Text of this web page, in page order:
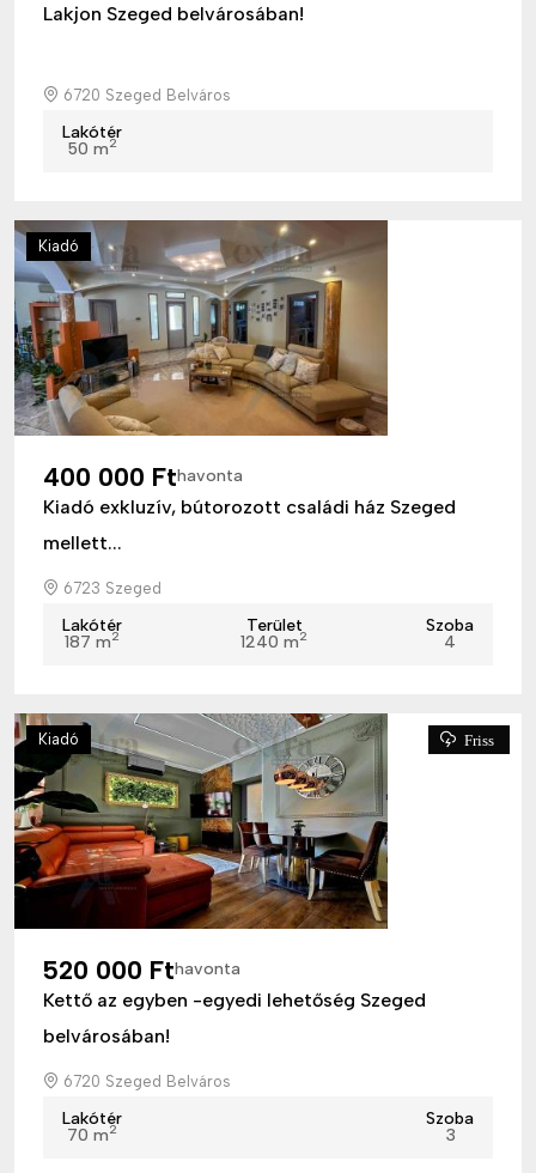
Lakjon Szeged belvárosában!
6720 Szeged Belváros
Lakótér
50 m2
Kiadó
400 000 Fthavonta
Kiadó exkluzív, bútorozott családi ház Szeged
mellett...
6723 Szeged
Lakótér
187 m2
Terület
1240 m2
Szoba
4
Kiadó Friss
520 000 Fthavonta
Kettő az egyben -egyedi lehetőség Szeged
belvárosában!
6720 Szeged Belváros
Lakótér
70 m2
Szoba
3